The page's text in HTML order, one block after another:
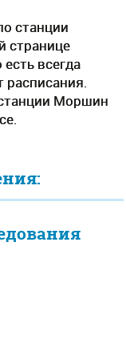
станции
странице
всегда
расписания.
Моршин